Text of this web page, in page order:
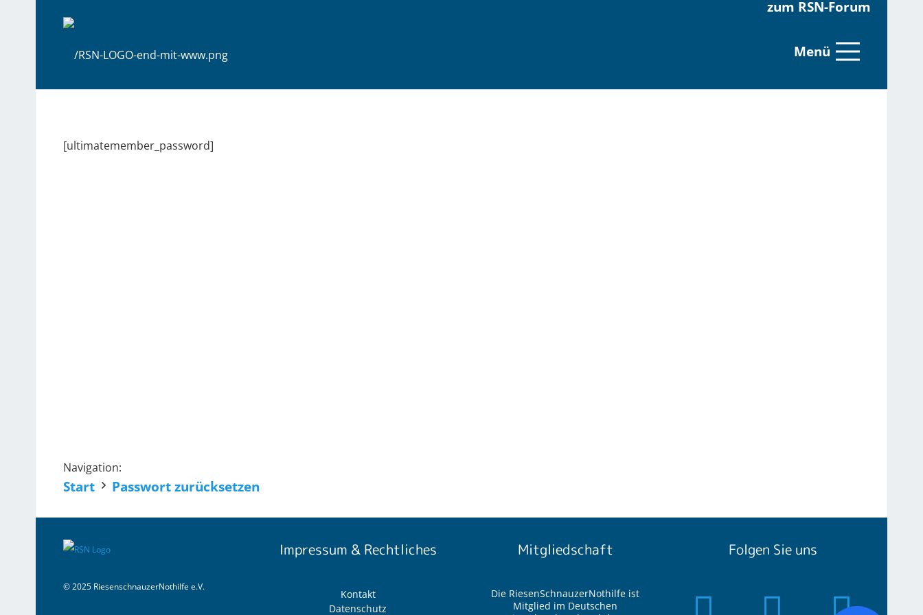
zum RSN-Forum
Menü
[ultimatemember_password]
Navigation:
Start Passwort zurücksetzen
© 2025 RiesenschnauzerNothilfe e.V.
Impressum & Rechtliches
Kontakt
Datenschutz
Mitgliedschaft
Die RiesenSchnauzerNothilfe ist
Mitglied im Deutschen
Folgen Sie uns